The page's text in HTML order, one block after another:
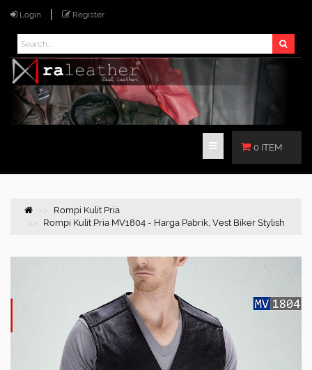
Login Register
0 ITEM
Rompi Kulit Pria
Rompi Kulit Pria MV1804 - Harga Pabrik, Vest Biker Stylish